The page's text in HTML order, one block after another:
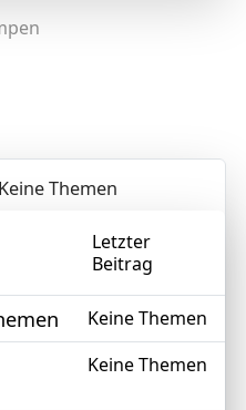
Keine Themen
Letzter
Beitrag
Keine Themen
Keine Themen